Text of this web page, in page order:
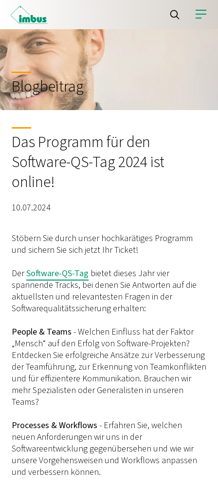
Blogbeitrag
Das Programm für den
Software-QS-Tag 2024 ist
online!
10.07.2024
Stöbern Sie durch unser hochkarätiges Programm
und sichern Sie sich jetzt Ihr Ticket!
DerSoftware-QS-Tag bietet dieses Jahr vier
spannende Tracks, bei denen Sie Antworten auf die
aktuellsten und relevantesten Fragen in der
Softwarequalitätssicherung erhalten:
People & Teams - Welchen Einfluss hat der Faktor
„Mensch“ auf den Erfolg von Software-Projekten?
Entdecken Sie erfolgreiche Ansätze zur Verbesserung
der Teamführung, zur Erkennung von Teamkonflikten
und für effizientere Kommunikation. Brauchen wir
mehr Spezialisten oder Generalisten in unseren
Teams?
Processes & Workflows - Erfahren Sie, welchen
neuen Anforderungen wir uns in der
Softwareentwicklung gegenübersehen und wie wir
unsere Vorgehensweisen und Workflows anpassen
und verbessern können.